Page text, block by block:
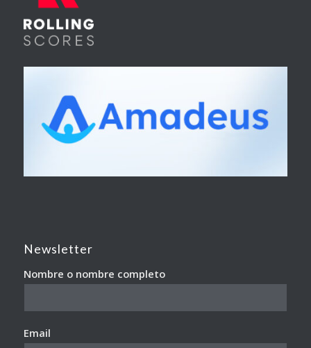
Newsletter
Nombre o nombre completo
Email